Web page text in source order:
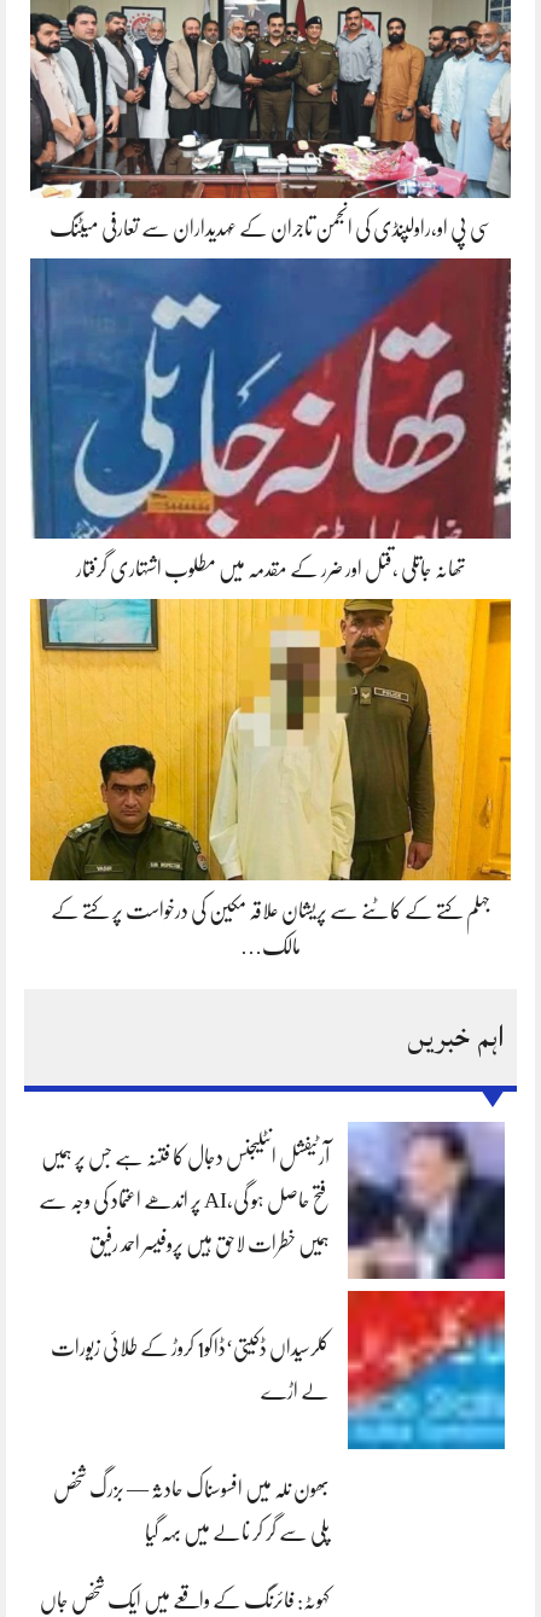
سی پی او،راولپنڈی کی انجمن تاجران کے عہدیداران سے تعارفی میٹنگ
تھانہ جاتلی ،قتل اور ضرر کے مقدمہ میں مطلوب اشتہاری گرفتار
جہلم کتے کے کاٹنے سے پریشان علاقہ مکین کی درخواست پر کتے کے
مالک…
اہم خبریں
آرٹیفشل انٹلیجنس دجال کا فتنہ ہے جس پر ہمیں
فتح حاصل ہو گی،AI پر اندھے اعتماد کی وجہ سے
ہمیں خطرات لاحق ہیں پروفیسر احمد رفیق
کلرسیداں ڈکیتی‘ڈاکو1 کروڑ کے طلائی زیورات
لے اڑے
بھون نلہ میں افسوسناک حادثہ — بزرگ شخص
پلی سے گر کر نالے میں بہہ گیا
کہوٹہ: فائرنگ کے واقعے میں ایک شخص جاں